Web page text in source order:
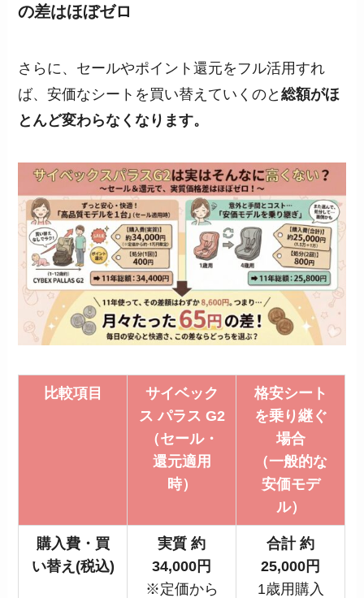
の差はほぼゼロ
さらに、セールやポイント還元をフル活用すれ
ば、安価なシートを買い替えていくのと総額がほ
とんど変わらなくなります。
比較項目
サイベック
ス パラス G2
（セール・
還元適用
時）
格安シート
を乗り継ぐ
場合
（一般的な
安価モデ
ル）
購入費・買
い替え(税込)
実質 約
34,000円
※定価から
合計 約
25,000円
1歳用購入